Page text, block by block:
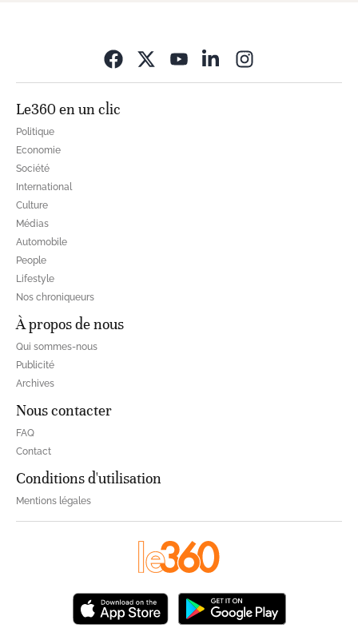
Le360 en un clic
Politique
Economie
Société
International
Culture
Médias
Automobile
People
Lifestyle
Nos chroniqueurs
À propos de nous
Qui sommes-nous
Publicité
Archives
Nous contacter
FAQ
Contact
Conditions d'utilisation
Mentions légales